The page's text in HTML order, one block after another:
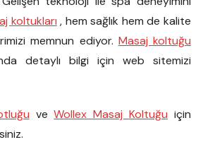
koltukları , hem sağlık hem de kalite
memnun ediyor. Masaj koltuğu
detaylı bilgi için web sitemizi
veWollex Masaj Koltuğu için